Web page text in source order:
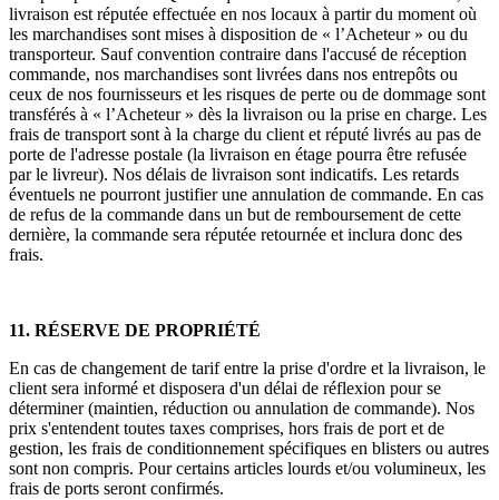
livraison est réputée effectuée en nos locaux à partir du moment où
les marchandises sont mises à disposition de « l’Acheteur » ou du
transporteur. Sauf convention contraire dans l'accusé de réception
commande, nos marchandises sont livrées dans nos entrepôts ou
ceux de nos fournisseurs et les risques de perte ou de dommage sont
transférés à « l’Acheteur » dès la livraison ou la prise en charge. Les
frais de transport sont à la charge du client et réputé livrés au pas de
porte de l'adresse postale (la livraison en étage pourra être refusée
par le livreur). Nos délais de livraison sont indicatifs. Les retards
éventuels ne pourront justifier une annulation de commande. En cas
de refus de la commande dans un but de remboursement de cette
dernière, la commande sera réputée retournée et inclura donc des
frais.
11. RÉSERVE DE PROPRIÉTÉ
En cas de changement de tarif entre la prise d'ordre et la livraison, le
client sera informé et disposera d'un délai de réflexion pour se
déterminer (maintien, réduction ou annulation de commande). Nos
prix s'entendent toutes taxes comprises, hors frais de port et de
gestion, les frais de conditionnement spécifiques en blisters ou autres
sont non compris. Pour certains articles lourds et/ou volumineux, les
frais de ports seront confirmés.